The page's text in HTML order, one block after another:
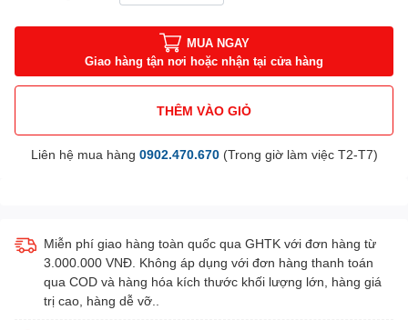
MUA NGAY
Giao hàng tận nơi hoặc nhận tại cửa hàng
THÊM VÀO GIỎ
Liên hệ mua hàng 0902.470.670(Trong giờ làm việc T2-T7)
Miễn phí giao hàng toàn quốc qua GHTK với đơn hàng từ
3.000.000 VNĐ. Không áp dụng với đơn hàng thanh toán
qua COD và hàng hóa kích thước khối lượng lớn, hàng giá
trị cao, hàng dễ vỡ..